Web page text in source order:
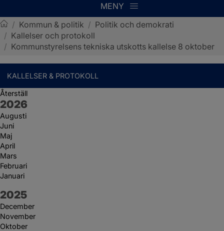
MENY
Sotenäs kommun
/ Kommun & politik / Politik och demokrati
/ Kallelser och protokoll
/ Kommunstyrelsens tekniska utskotts kallelse 8 oktober
KALLELSER & PROTOKOLL
Återställ
År:
2026
Augusti
Juni
Maj
April
Mars
Februari
Januari
År:
2025
December
November
Oktober